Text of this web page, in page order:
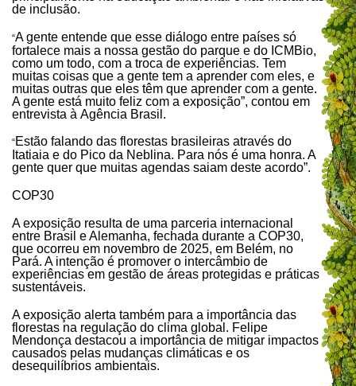
de inclusão.
“A gente entende que esse diálogo entre países só
fortalece mais a nossa gestão do parque e do ICMBio,
como um todo, com a troca de experiências. Tem
muitas coisas que a gente tem a aprender com eles, e
muitas outras que eles têm que aprender com a gente.
A gente está muito feliz com a exposição”, contou em
entrevista à Agência Brasil.
“Estão falando das florestas brasileiras através do
Itatiaia e do Pico da Neblina. Para nós é uma honra. A
gente quer que muitas agendas saiam deste acordo”.
COP30
A exposição resulta de uma parceria internacional
entre Brasil e Alemanha, fechada durante a COP30,
que ocorreu em novembro de 2025, em Belém, no
Pará. A intenção é promover o intercâmbio de
experiências em gestão de áreas protegidas e práticas
sustentáveis.
A exposição alerta também para a importância das
florestas na regulação do clima global. Felipe
Mendonça destacou a importância de mitigar impactos
causados pelas mudanças climáticas e os
desequilíbrios ambientais.